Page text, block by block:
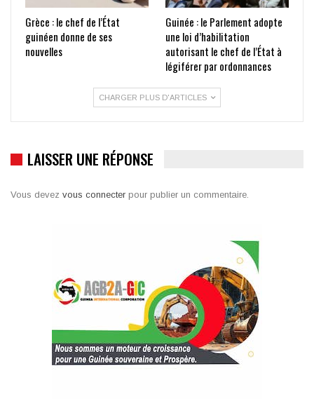
Grèce : le chef de l’État
guinéen donne de ses
nouvelles
Guinée : le Parlement adopte
une loi d’habilitation
autorisant le chef de l’État à
légiférer par ordonnances
CHARGER PLUS D'ARTICLES
LAISSER UNE RÉPONSE
Vous devez vous connecter pour publier un commentaire.